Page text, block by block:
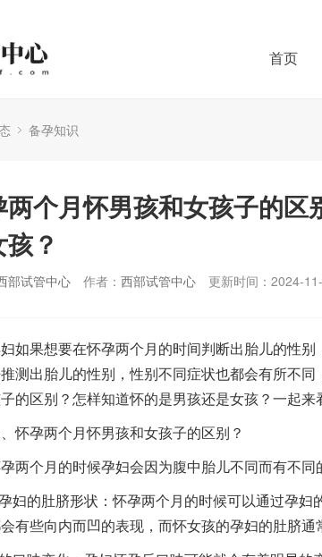
首页
备孕知识
两个月怀男孩和女孩子的
？
部试管中心 作者： 西部试管中心 更新时间：2024-
果想要在怀孕两个月的时间判断出胎儿的性别
测出胎儿的性别，性别不同症状也都会有所不
的区别？怎样知道怀的是男孩还是女孩？一起来
孕两个月怀男孩和女孩子的区别？
个月的时候孕妇会因为腹中胎儿不同而有不同
的肚脐形状：怀孕两个月的时候可以通过孕妇
有些向内而凹的表现，而怀女孩的孕妇的肚脐通